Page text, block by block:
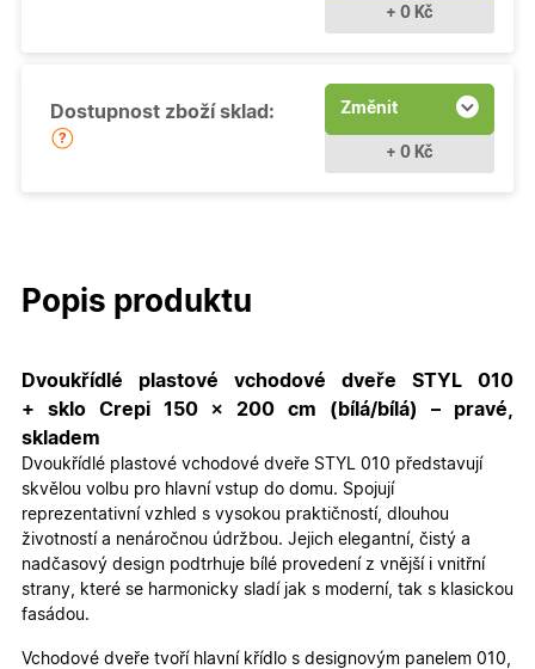
+ 0 Kč
Dostupnost zboží sklad: Změnit
+ 0 Kč
Popis produktu
Dvoukřídlé plastové vchodové dveře STYL 010
+ sklo Crepi 150 × 200 cm (bílá/bílá) – pravé,
skladem
Dvoukřídlé plastové vchodové dveře STYL 010 představují
skvělou volbu pro hlavní vstup do domu. Spojují
reprezentativní vzhled s vysokou praktičností, dlouhou
životností a nenáročnou údržbou. Jejich elegantní, čistý a
nadčasový design podtrhuje bílé provedení z vnější i vnitřní
strany, které se harmonicky sladí jak s moderní, tak s klasickou
fasádou.
Vchodové dveře tvoří hlavní křídlo s designovým panelem 010,